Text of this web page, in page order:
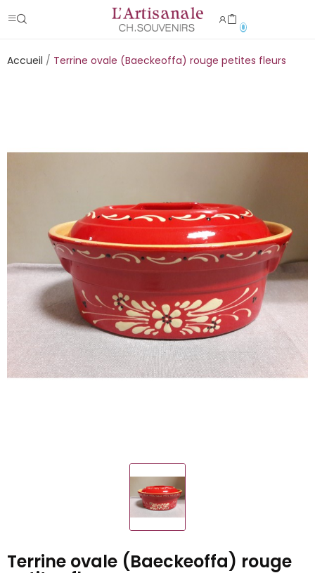
0
Accueil Terrine ovale (Baeckeoffa) rouge petites fleurs
Terrine ovale (Baeckeoffa) rouge